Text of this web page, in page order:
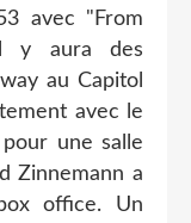
avec "From
y aura des
au Capitol
avec le
une salle
Zinnemann a
office. Un